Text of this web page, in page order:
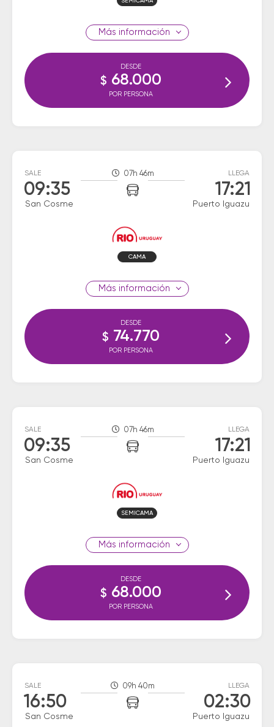
información
DESDE
$ 68.000
POR PERSONA
SALE
09:35
San Cosme
07h 46m LLEGA
17:21
Puerto Iguazu
CAMA
información
DESDE
$ 74.770
POR PERSONA
SALE
09:35
San Cosme
07h 46m LLEGA
17:21
Puerto Iguazu
SEMICAMA
información
DESDE
$ 68.000
POR PERSONA
SALE
16:50
San Cosme
09h 40m LLEGA
02:30
Puerto Iguazu